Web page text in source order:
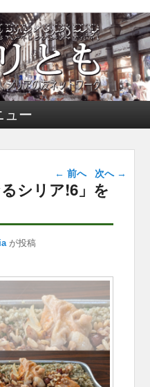
ュー
投稿ナビゲー
ション
← 前へ 次へ →
シリア!6」を
が投稿